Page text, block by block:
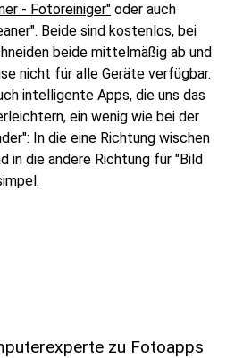
- Fotoreiniger" oder auch
Beide sind kostenlos, bei
beide mittelmäßig ab und
nicht für alle Geräte verfügbar.
intelligente Apps, die uns das
ein wenig wie bei der
In die eine Richtung wischen
in die andere Richtung für "Bild
zu Fotoapps